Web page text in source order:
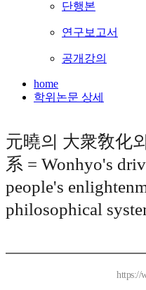
단행본
연구보고서
공개강의
home
학위논문 상세
元曉의 大衆敎化
系 = Wonhyo's
people's
philosophical
https://